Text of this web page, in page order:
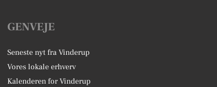
GENVEJE
Seneste nyt fra Vinderup
Vores lokale erhverv
Kalenderen for Vinderup